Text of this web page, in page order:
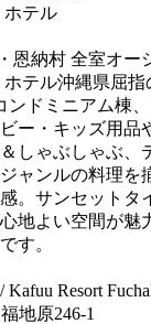
恩納村 全室オー
沖縄県屈指
ドミニアム棟
ー・キッズ用
しゃぶしゃぶ
ャンルの料理
。サンセット
地よい空間が
す。
Resort
地原246-1